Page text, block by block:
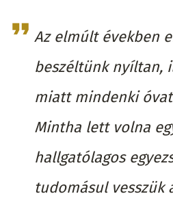
Az elmúlt években
beszéltünk nyíltan,
miatt mindenki
Mintha lett volna
hallgatólagos
tudomásul vesszük